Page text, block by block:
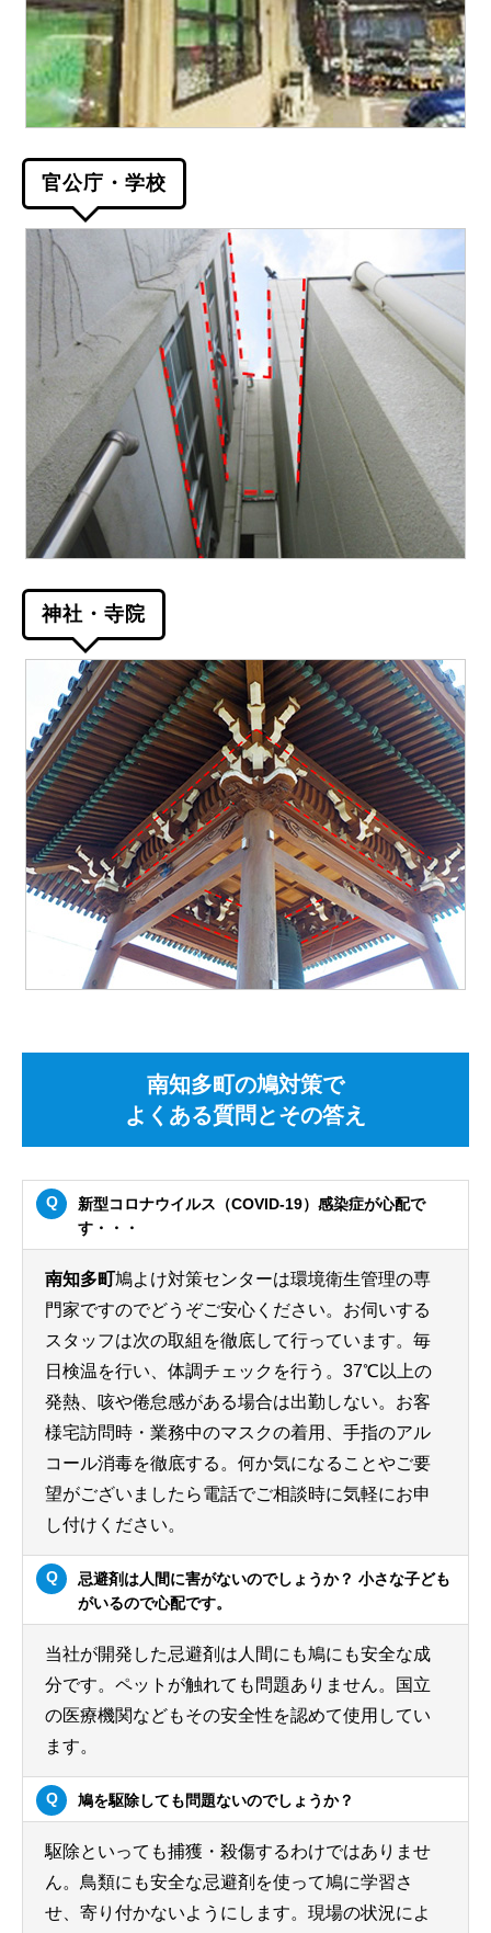
官公庁・学校
神社・寺院
南知多町の鳩対策で
よくある質問とその答え
新型コロナウイルス（COVID-19）感染症が心配で
す・・・
南知多町鳩よけ対策センターは環境衛生管理の専
門家ですのでどうぞご安心ください。お伺いする
スタッフは次の取組を徹底して行っています。毎
日検温を行い、体調チェックを行う。37℃以上の
発熱、咳や倦怠感がある場合は出勤しない。お客
様宅訪問時・業務中のマスクの着用、手指のアル
コール消毒を徹底する。何か気になることやご要
望がございましたら電話でご相談時に気軽にお申
し付けください。
忌避剤は人間に害がないのでしょうか？ 小さな子ども
がいるので心配です。
当社が開発した忌避剤は人間にも鳩にも安全な成
分です。ペットが触れても問題ありません。国立
の医療機関などもその安全性を認めて使用してい
ます。
鳩を駆除しても問題ないのでしょうか？
駆除といっても捕獲・殺傷するわけではありませ
ん。鳥類にも安全な忌避剤を使って鳩に学習さ
せ、寄り付かないようにします。現場の状況によ